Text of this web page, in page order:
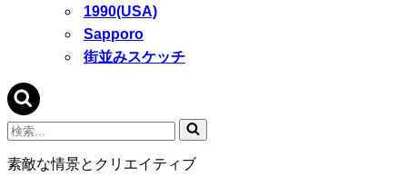
1990(USA)
Sapporo
街並みスケッチ
検
索...
素敵な情景とクリエイティブ